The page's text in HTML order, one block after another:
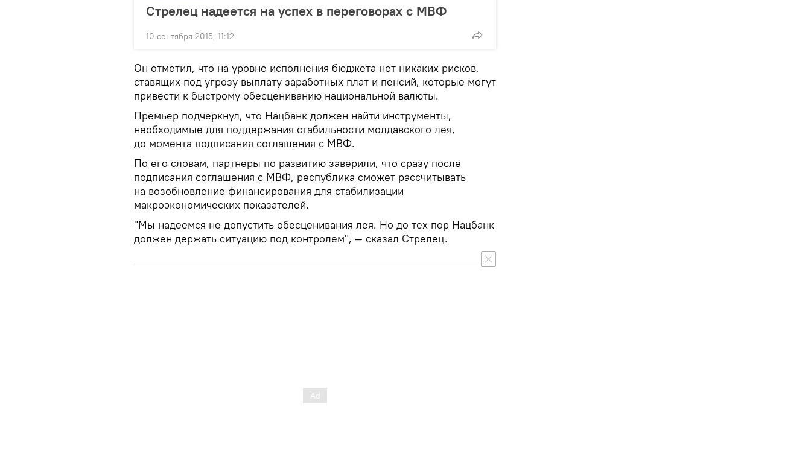
Стрелец надеется на успех в переговорах с МВФ
10 сентября 2015, 11:12
Он отметил, что на уровне исполнения бюджета нет никаких рисков,
ставящих под угрозу выплату заработных плат и пенсий, которые могут
привести к быстрому обесцениванию национальной валюты.
Премьер подчеркнул, что Нацбанк должен найти инструменты,
необходимые для поддержания стабильности молдавского лея,
до момента подписания соглашения с МВФ.
По его словам, партнеры по развитию заверили, что сразу после
подписания соглашения с МВФ, республика сможет рассчитывать
на возобновление финансирования для стабилизации
макроэкономических показателей.
"Мы надеемся не допустить обесценивания лея. Но до тех пор Нацбанк
должен держать ситуацию под контролем", — сказал Стрелец.